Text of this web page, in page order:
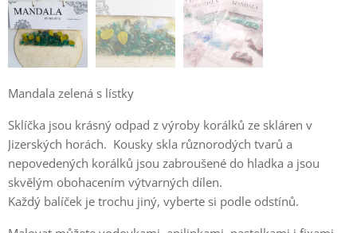
Mandala zelená s lístky
Sklíčka jsou krásný odpad z výroby korálků ze skláren v
Jizerských horách. Kousky skla různorodých tvarů a
nepovedených korálků jsou zabroušené do hladka a jsou
skvělým obohacením výtvarných dílen.
Každý balíček je trochu jiný, vyberte si podle odstínů.